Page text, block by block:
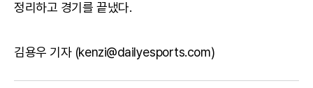
정리하고 경기를 끝냈다.
김용우 기자 (kenzi@dailyesports.com)